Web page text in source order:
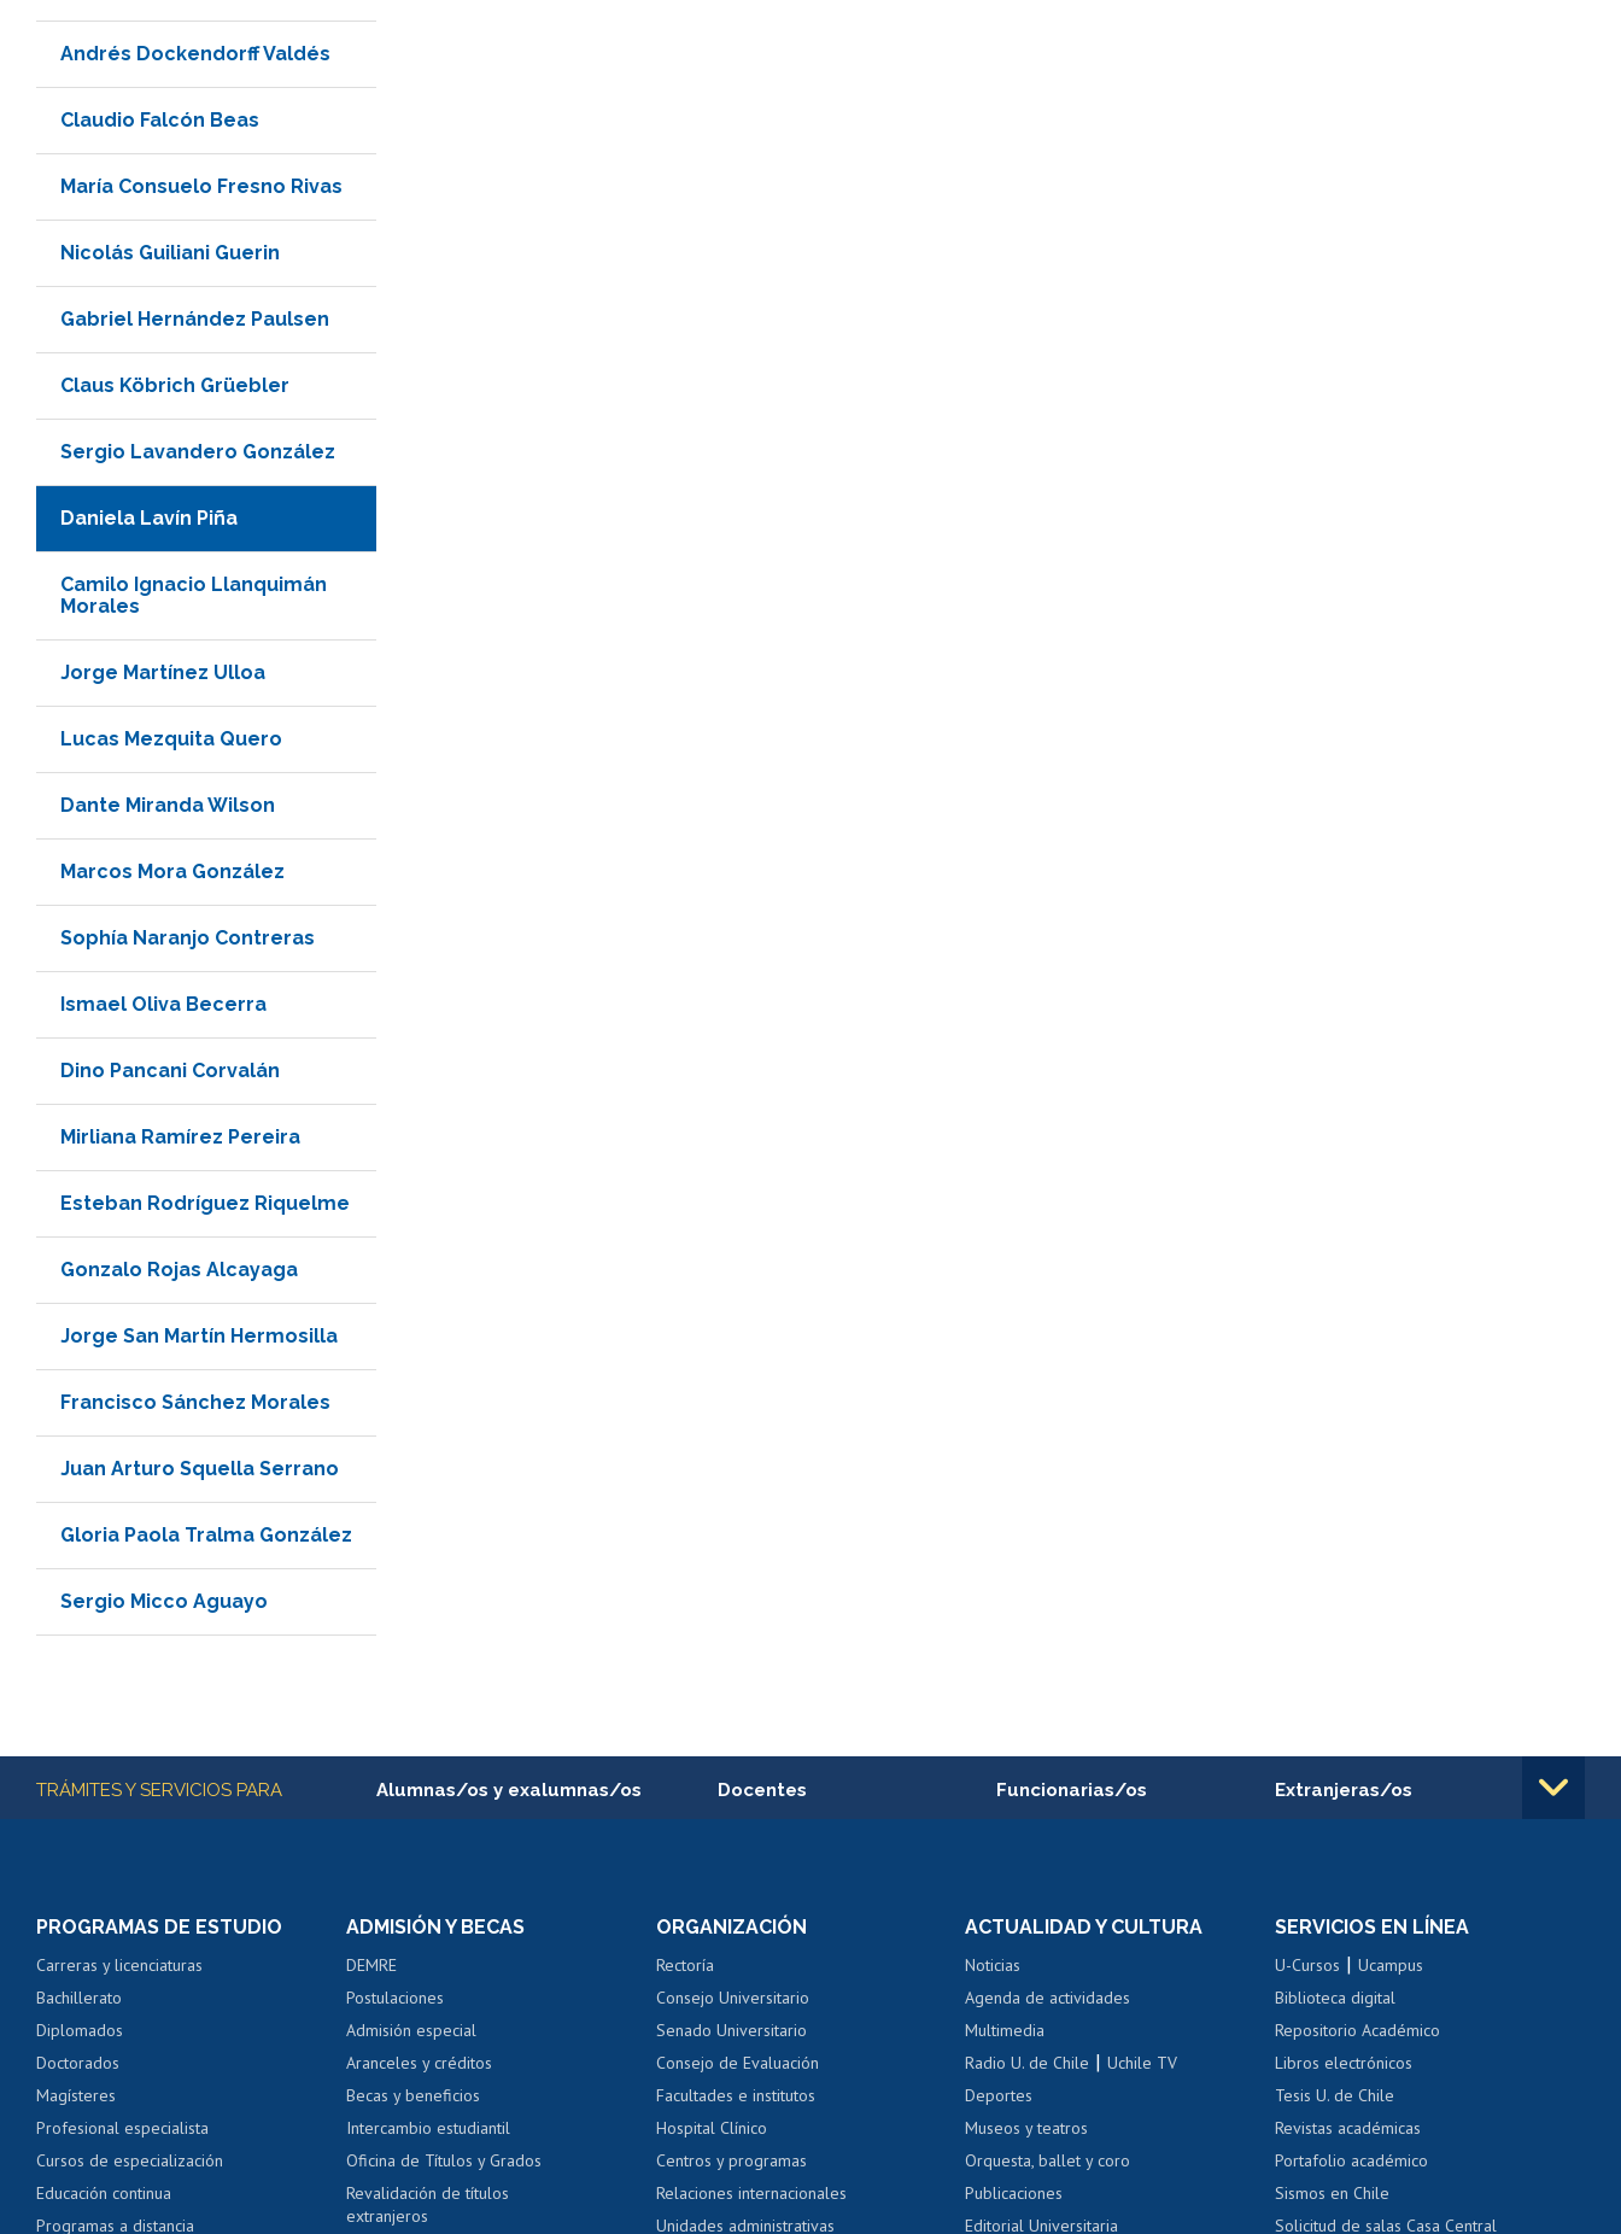
Andrés Dockendorff Valdés
Claudio Falcón Beas
María Consuelo Fresno Rivas
Nicolás Guiliani Guerin
Gabriel Hernández Paulsen
Claus Köbrich Grüebler
Sergio Lavandero González
Daniela Lavín Piña
Camilo Ignacio Llanquimán
Morales
Jorge Martínez Ulloa
Lucas Mezquita Quero
Dante Miranda Wilson
Marcos Mora González
Sophía Naranjo Contreras
Ismael Oliva Becerra
Dino Pancani Corvalán
Mirliana Ramírez Pereira
Esteban Rodríguez Riquelme
Gonzalo Rojas Alcayaga
Jorge San Martín Hermosilla
Francisco Sánchez Morales
Juan Arturo Squella Serrano
Gloria Paola Tralma González
Sergio Micco Aguayo
Más información
TRÁMITES Y SERVICIOS PARA Alumnas/os y exalumnas/os
Servicio médico y dental
Pago de arancel y crédito alumnos
Pago de arancel y crédito exalumnos
Certificado de títulos y grados
Docentes
Perfeccionamiento
Evaluación docente
Calificación académica
Postulación al AUCAI
Funcionarias/os
Portal de movilidad interna
Certificado de renta
Certificado de renta
Extranjeras/os
Cursos de español
Mi Uchile Ayuda tecnológica Tarjeta TUI Acoso laboral, sexual y violencia Denuncias administrativas
PROGRAMAS DE ESTUDIO
Carreras y licenciaturas
Bachillerato
Diplomados
Doctorados
Magísteres
Profesional especialista
Cursos de especialización
Educación continua
Programas a distancia
ADMISIÓN Y BECAS
DEMRE
Postulaciones
Admisión especial
Aranceles y créditos
Becas y beneficios
Intercambio estudiantil
Oficina de Títulos y Grados
Revalidación de títulos
extranjeros
ORGANIZACIÓN
Rectoría
Consejo Universitario
Senado Universitario
Consejo de Evaluación
Facultades e institutos
Hospital Clínico
Centros y programas
Relaciones internacionales
Unidades administrativas
ACTUALIDAD Y CULTURA
Noticias
Agenda de actividades
Multimedia
Radio U. de Chile |Uchile TV
Deportes
Museos y teatros
Orquesta, ballet y coro
Publicaciones
Editorial Universitaria
SERVICIOS EN LÍNEA
U-Cursos |Ucampus
Biblioteca digital
Repositorio Académico
Libros electrónicos
Tesis U. de Chile
Revistas académicas
Portafolio académico
Sismos en Chile
Solicitud de salas Casa Central